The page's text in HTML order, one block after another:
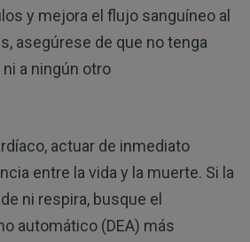
y mejora el flujo sanguíneo al
asegúrese de que no tenga
ni a ningún otro
actuar de inmediato
entre la vida y la muerte. Si la
ni respira, busque el
automático (DEA) más